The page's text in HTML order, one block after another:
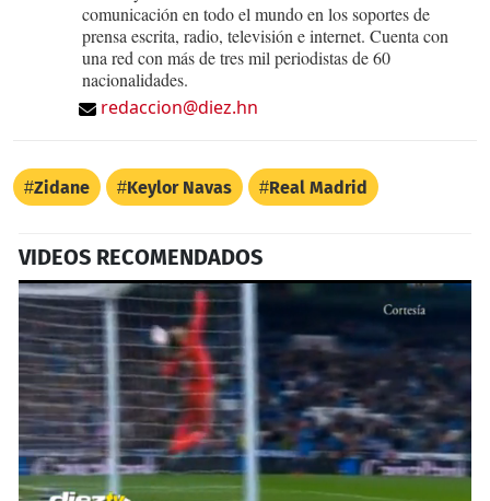
comunicación en todo el mundo en los soportes de
prensa escrita, radio, televisión e internet. Cuenta con
una red con más de tres mil periodistas de 60
nacionalidades.
redaccion@diez.hn
Zidane Keylor Navas Real Madrid
VIDEOS RECOMENDADOS